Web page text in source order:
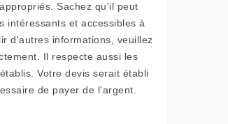
Sachez qu'il peut
intéressants et accessibles à
d'autres informations, veuillez
Il respecte aussi les
Votre devis serait établi
de payer de l'argent.